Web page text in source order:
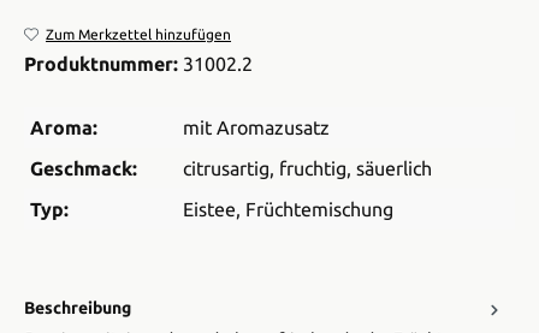
Zum Merkzettel hinzufügen
Produktnummer: 31002.2
Aroma:
mit Aromazusatz
Geschmack:
citrusartig, fruchtig, säuerlich
Typ:
Eistee, Früchtemischung
Beschreibung